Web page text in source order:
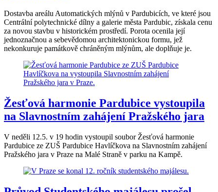
Dostavba areálu Automatických mlýnů v Pardubicích, ve které jsou
Centrální polytechnické dílny a galerie města Pardubic, získala cenu
za novou stavbu v historickém prostředí. Porota ocenila její
jednoznačnou a sebevědomou architektonickou formu, jež
nekonkuruje památkově chráněným mlýnům, ale doplňuje je.
Žesťová harmonie Pardubice vystoupila
na Slavnostním zahájení Pražského jara
V neděli 12.5. v 19 hodin vystoupil soubor Žesťová harmonie
Pardubice ze ZUŠ Pardubice Havlíčkova na Slavnostním zahájení
Pražského jara v Praze na Malé Straně v parku na Kampě.